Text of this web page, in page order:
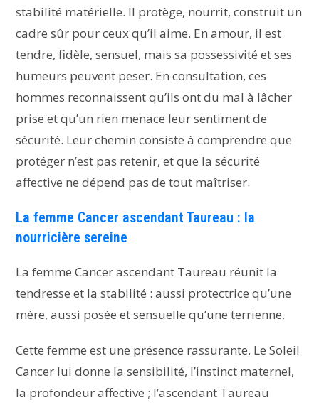
stabilité matérielle. Il protège, nourrit, construit un
cadre sûr pour ceux qu’il aime. En amour, il est
tendre, fidèle, sensuel, mais sa possessivité et ses
humeurs peuvent peser. En consultation, ces
hommes reconnaissent qu’ils ont du mal à lâcher
prise et qu’un rien menace leur sentiment de
sécurité. Leur chemin consiste à comprendre que
protéger n’est pas retenir, et que la sécurité
affective ne dépend pas de tout maîtriser.
La femme Cancer ascendant Taureau : la
nourricière sereine
La femme Cancer ascendant Taureau réunit la
tendresse et la stabilité : aussi protectrice qu’une
mère, aussi posée et sensuelle qu’une terrienne.
Cette femme est une présence rassurante. Le Soleil
Cancer lui donne la sensibilité, l’instinct maternel,
la profondeur affective ; l’ascendant Taureau